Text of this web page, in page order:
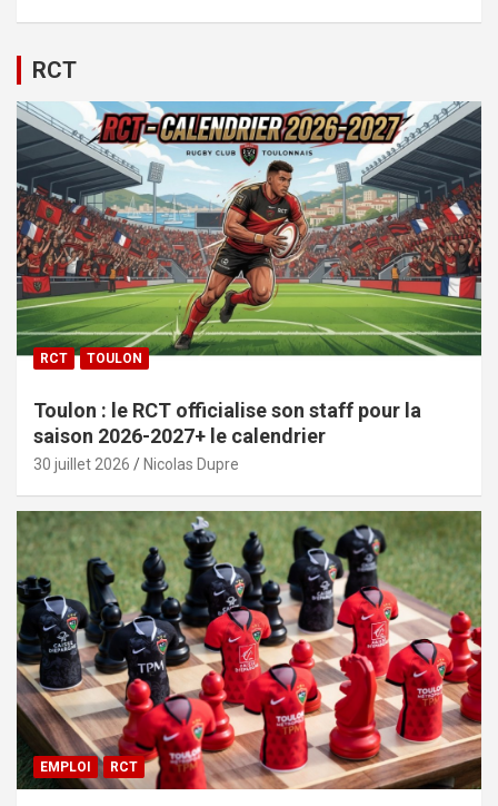
RCT
RCT TOULON
Toulon : le RCT officialise son staff pour la
saison 2026-2027+ le calendrier
30 juillet 2026 Nicolas Dupre
EMPLOI RCT